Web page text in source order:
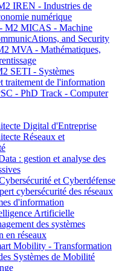
IREN - Industries de
numérique
M2 MICAS - Machine
and Security
MVA - Mathématiques,
SETI - Systèmes
traitement de l'information
- PhD Track - Computer
Digital d'Entreprise
Réseaux et
: gestion et analyse des
et Cyberdéfense
cybersécurité des réseaux
d'information
Artificielle
des systèmes
en réseaux
Mobility - Transformation
Systèmes de Mobilité